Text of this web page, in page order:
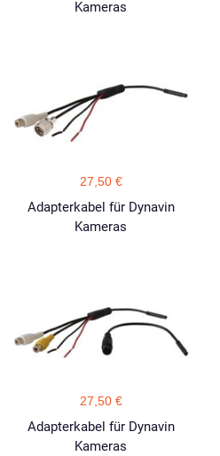
Kameras
27,50 €
Adapterkabel für Dynavin
Kameras
27,50 €
Adapterkabel für Dynavin
Kameras